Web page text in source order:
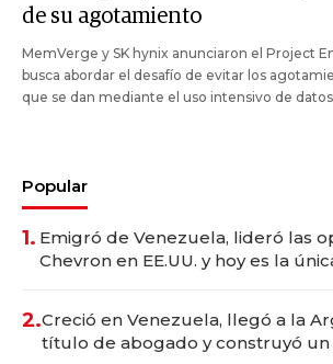
de su agotamiento
MemVerge y SK hynix anunciaron el Project
busca abordar el desafío de evitar los
que se dan mediante el uso intensivo de
Popular
1. Emigró de Venezuela, lideró las
Chevron en EE.UU. y hoy es la
2.Creció en Venezuela, llegó a la
título de abogado y construyó